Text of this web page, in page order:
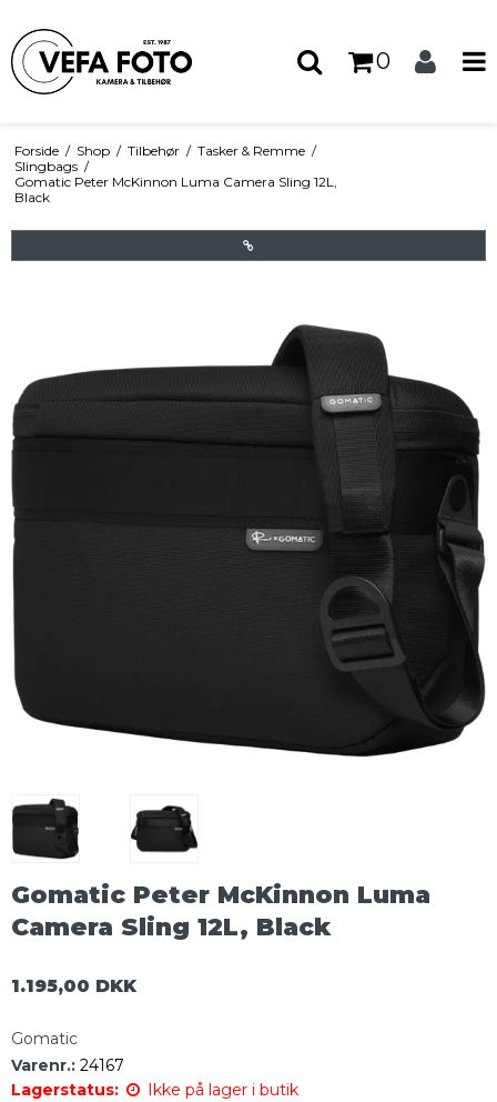
0
Forside / Shop / Tilbehør / Tasker & Remme /
Slingbags /
Gomatic Peter McKinnon Luma Camera Sling 12L,
Black
Gomatic Peter McKinnon Luma
Camera Sling 12L, Black
1.195,00 DKK
Gomatic
Varenr.: 24167
Lagerstatus:
Ikke på lager i butik